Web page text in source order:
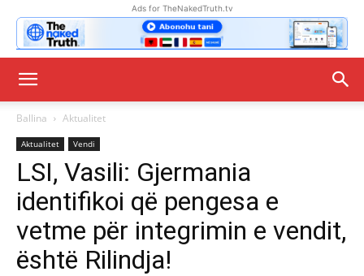
Ads for TheNakedTruth.tv
Ballina Aktualitet
Aktualitet Vendi
LSI, Vasili: Gjermania
identifikoi që pengesa e
vetme për integrimin e vendit,
është Rilindja!